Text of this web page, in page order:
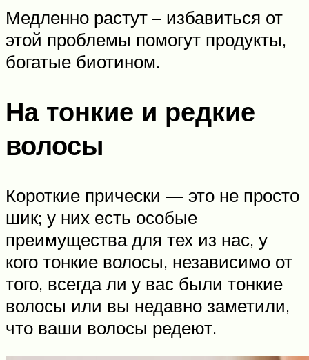
Медленно растут – избавиться от
этой проблемы помогут продукты,
богатые биотином.
На тонкие и редкие
волосы
Короткие прически — это не просто
шик; у них есть особые
преимущества для тех из нас, у
кого тонкие волосы, независимо от
того, всегда ли у вас были тонкие
волосы или вы недавно заметили,
что ваши волосы редеют.